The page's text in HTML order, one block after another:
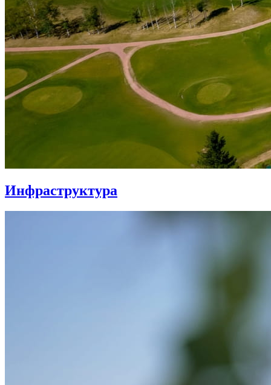
Инфраструктура